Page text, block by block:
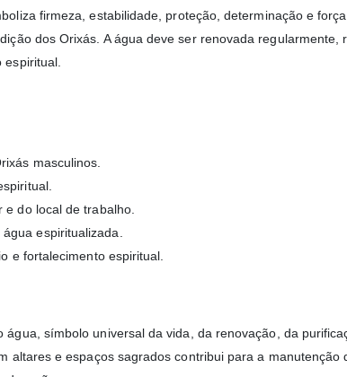
firmeza, estabilidade, proteção, determinação e
dos Orixás. A água deve ser renovada
masculinos.
do local de trabalho.
espiritualizada.
e fortalecimento espiritual.
água, símbolo universal da vida, da renovação, da
altares e espaços sagrados contribui para a